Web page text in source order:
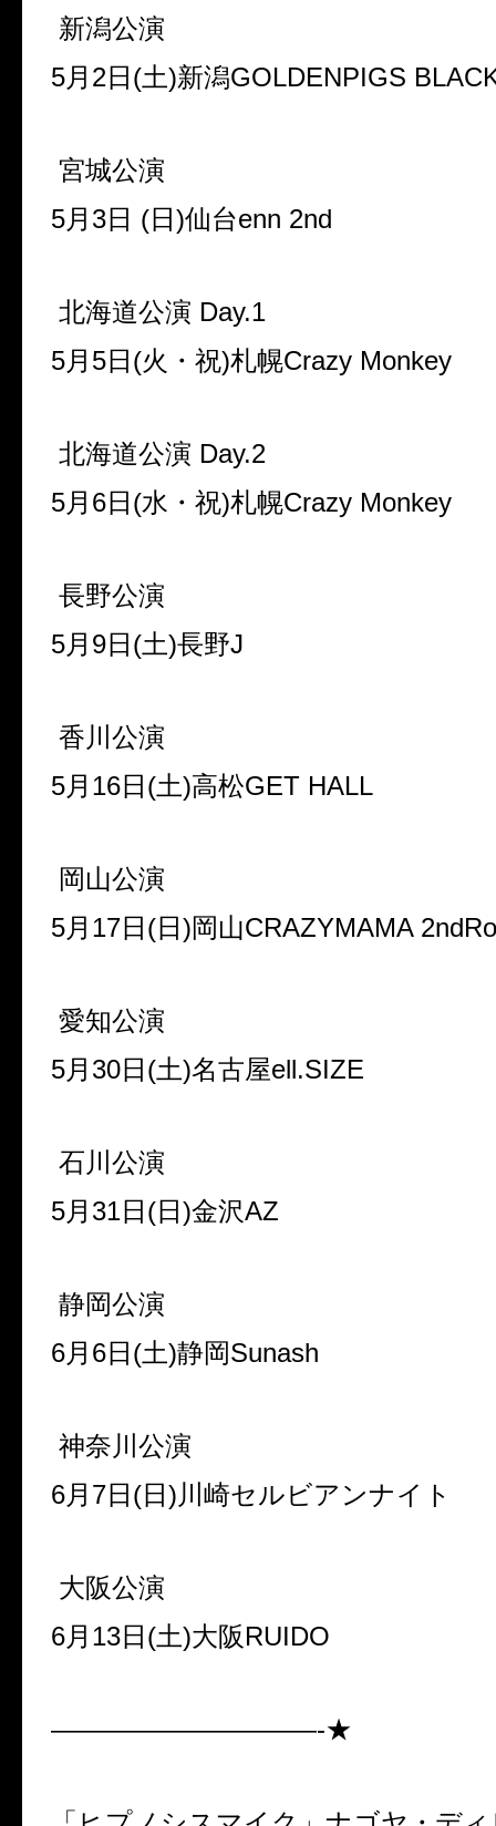
新潟公演
5月2日(土)新潟GOLDENPIGS
宮城公演
5月3日 (日)仙台enn 2nd
北海道公演 Day.1
5月5日(火・祝)札幌Crazy Monkey
北海道公演 Day.2
5月6日(水・祝)札幌Crazy Monkey
長野公演
5月9日(土)長野J
香川公演
5月16日(土)高松GET HALL
岡山公演
5月17日(日)岡山CRAZYMAMA
愛知公演
5月30日(土)名古屋ell.SIZE
石川公演
5月31日(日)金沢AZ
静岡公演
6月6日(土)静岡Sunash
神奈川公演
6月7日(日)川崎セルビアンナイト
大阪公演
6月13日(土)大阪RUIDO
——————————-★